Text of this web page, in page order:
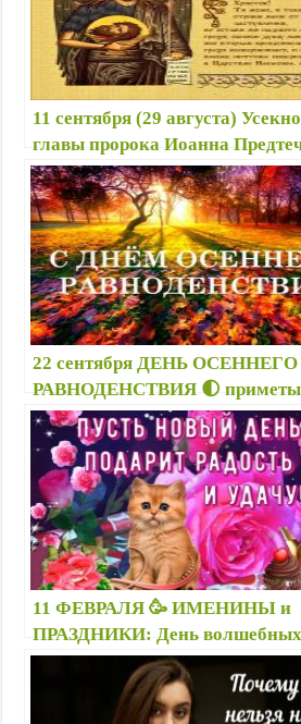
11 сентября (29 августа)
главы пророка Иоанна
приметы, суеверия, что
делать, молитвы Иоанну
22 сентября ДЕНЬ ОСЕННЕГО
РАВНОДЕНСТВИЯ 🌓
ритуалы — Что можно/нельзя
сегодня?
11 ФЕВРАЛЯ 🥳 ИМЕНИНЫ и
ПРАЗДНИКИ: День волшебных
на ночь, Лаврентьев и
др. – Картинки, открытки 11.
поздравления